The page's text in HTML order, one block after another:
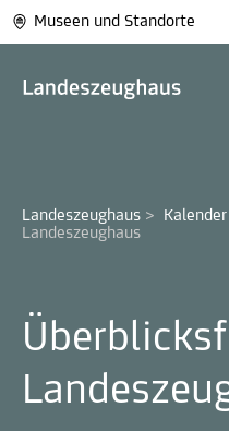
Museen und Standorte
Landeszeughaus > Kalender
Landeszeughaus